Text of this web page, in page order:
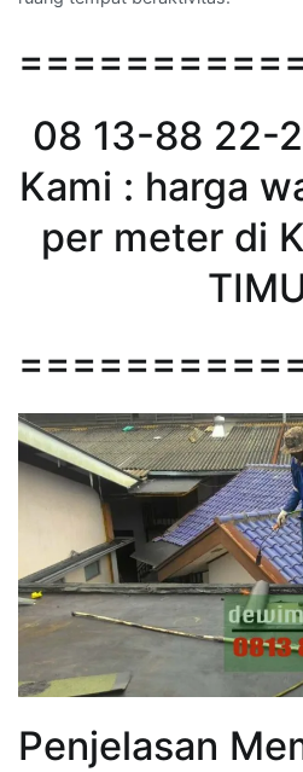
08 13-88 22-
Kami : harga
per meter di
Penjelasan